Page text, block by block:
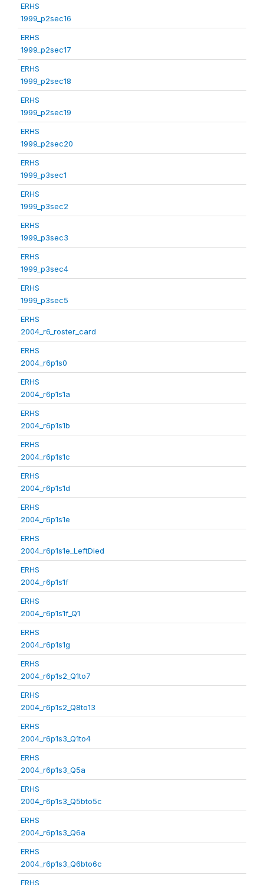
ERHS
1999_p2sec16
ERHS
1999_p2sec17
ERHS
1999_p2sec18
ERHS
1999_p2sec19
ERHS
1999_p2sec20
ERHS
1999_p3sec1
ERHS
1999_p3sec2
ERHS
1999_p3sec3
ERHS
1999_p3sec4
ERHS
1999_p3sec5
ERHS
2004_r6_roster_card
ERHS
2004_r6p1s0
ERHS
2004_r6p1s1a
ERHS
2004_r6p1s1b
ERHS
2004_r6p1s1c
ERHS
2004_r6p1s1d
ERHS
2004_r6p1s1e
ERHS
2004_r6p1s1e_LeftDied
ERHS
2004_r6p1s1f
ERHS
2004_r6p1s1f_Q1
ERHS
2004_r6p1s1g
ERHS
2004_r6p1s2_Q1to7
ERHS
2004_r6p1s2_Q8to13
ERHS
2004_r6p1s3_Q1to4
ERHS
2004_r6p1s3_Q5a
ERHS
2004_r6p1s3_Q5bto5c
ERHS
2004_r6p1s3_Q6a
ERHS
2004_r6p1s3_Q6bto6c
ERHS